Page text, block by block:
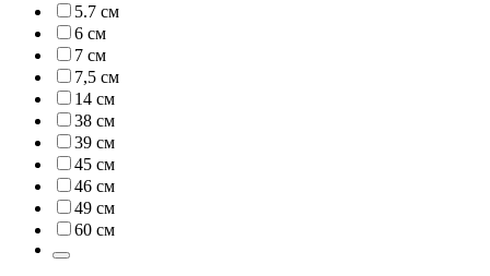
5.7 см
6 см
7 см
7,5 см
14 см
38 см
39 см
45 см
46 см
49 см
60 см